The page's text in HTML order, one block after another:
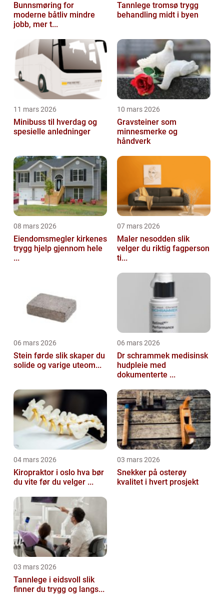
Bunnsmøring for
moderne båtliv mindre
jobb, mer t...
Tannlege tromsø trygg
behandling midt i byen
11 mars 2026
Minibuss til hverdag og
spesielle anledninger
10 mars 2026
Gravsteiner som
minnesmerke og
håndverk
08 mars 2026
Eiendomsmegler kirkenes
trygg hjelp gjennom hele
...
07 mars 2026
Maler nesodden slik
velger du riktig fagperson
ti...
06 mars 2026
Stein førde slik skaper du
solide og varige uteom...
06 mars 2026
Dr schrammek medisinsk
hudpleie med
dokumenterte ...
04 mars 2026
Kiropraktor i oslo hva bør
du vite før du velger ...
03 mars 2026
Snekker på osterøy
kvalitet i hvert prosjekt
03 mars 2026
Tannlege i eidsvoll slik
finner du trygg og langs...